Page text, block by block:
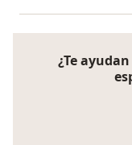
¿Te